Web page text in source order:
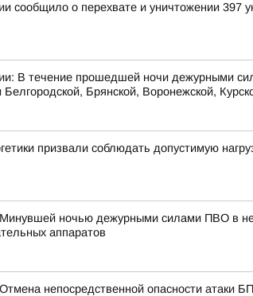
сообщило о перехвате и уничтожении 397
В течение прошедшей ночи дежурными
Брянской, Воронежской,
призвали соблюдать допустимую
ночью дежурными силами ПВО в
аппаратов
непосредственной опасности атаки